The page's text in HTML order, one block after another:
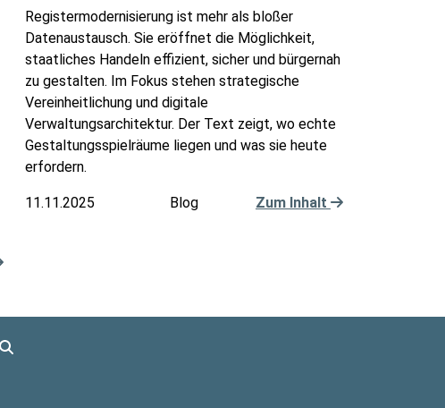
Registermodernisierung ist mehr als bloßer
Datenaustausch. Sie eröffnet die Möglichkeit,
staatliches Handeln effizient, sicher und bürgernah
zu gestalten. Im Fokus stehen strategische
Vereinheitlichung und digitale
Verwaltungsarchitektur. Der Text zeigt, wo echte
Gestaltungsspielräume liegen und was sie heute
erfordern.
11.11.2025 Blog Zum Inhalt